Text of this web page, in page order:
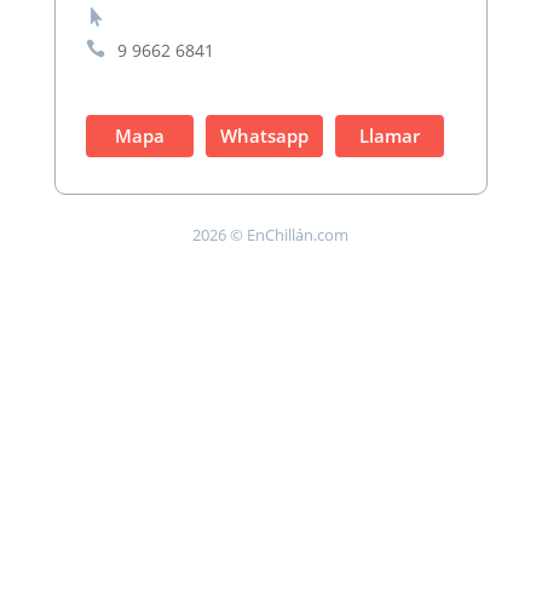


9 9662 6841
Mapa Whatsapp Llamar
2026 © EnChillán.com